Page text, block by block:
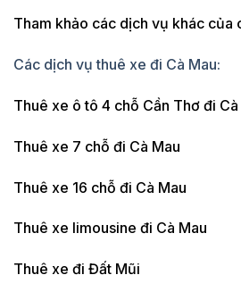
Tham khảo các dịch vụ khác của
Các dịch vụ thuê xe đi Cà Mau:
Thuê xe ô tô 4 chỗ Cần Thơ đi Cà
Thuê xe 7 chỗ đi Cà Mau
Thuê xe 16 chỗ đi Cà Mau
Thuê xe limousine đi Cà Mau
Thuê xe đi Đất Mũi